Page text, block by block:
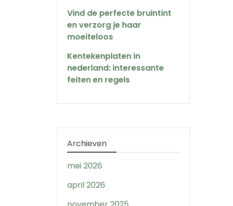
Vind de perfecte bruintint
en verzorg je haar
moeiteloos
Kentekenplaten in
nederland: interessante
feiten en regels
Archieven
mei 2026
april 2026